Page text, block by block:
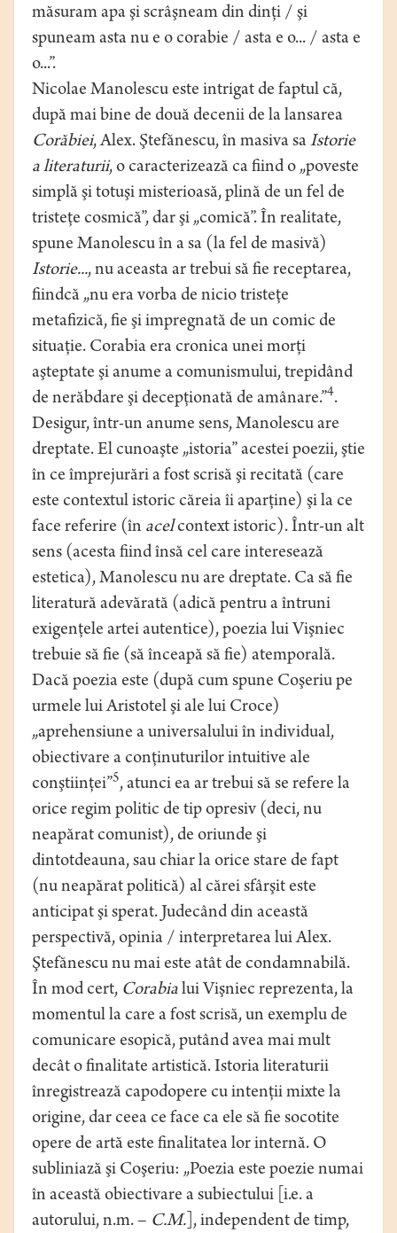
măsuram apa şi scrâşneam din dinţi / şi
spuneam asta nu e o corabie / asta e o... / asta e
o...”.
Nicolae Manolescu este intrigat de faptul că,
după mai bine de două decenii de la lansarea
Corăbiei, Alex. Ştefănescu, în masiva sa Istorie
a literaturii, o caracterizează ca fiind o „poveste
simplă şi totuşi misterioasă, plină de un fel de
tristeţe cosmică”, dar şi „comică”. În realitate,
spune Manolescu în a sa (la fel de masivă)
Istorie..., nu aceasta ar trebui să fie receptarea,
fiindcă „nu era vorba de nicio tristeţe
metafizică, fie şi impregnată de un comic de
situaţie. Corabia era cronica unei morţi
aşteptate şi anume a comunismului, trepidând
de nerăbdare şi decepţionată de amânare.”4.
Desigur, într-un anume sens, Manolescu are
dreptate. El cunoaşte „istoria” acestei poezii, ştie
în ce împrejurări a fost scrisă şi recitată (care
este contextul istoric căreia îi aparţine) şi la ce
face referire (în acelcontext istoric). Într-un alt
sens (acesta fiind însă cel care interesează
estetica), Manolescu nu are dreptate. Ca să fie
literatură adevărată (adică pentru a întruni
exigenţele artei autentice), poezia lui Vişniec
trebuie să fie (să înceapă să fie) atemporală.
Dacă poezia este (după cum spune Coşeriu pe
urmele lui Aristotel şi ale lui Croce)
„aprehensiune a universalului în individual,
obiectivare a conţinuturilor intuitive ale
conştiinţei”5, atunci ea ar trebui să se refere la
orice regim politic de tip opresiv (deci, nu
neapărat comunist), de oriunde şi
dintotdeauna, sau chiar la orice stare de fapt
(nu neapărat politică) al cărei sfârşit este
anticipat şi sperat. Judecând din această
perspectivă, opinia / interpretarea lui Alex.
Ştefănescu nu mai este atât de condamnabilă.
În mod cert, Corabialui Vişniec reprezenta, la
momentul la care a fost scrisă, un exemplu de
comunicare esopică, putând avea mai mult
decât o finalitate artistică. Istoria literaturii
înregistrează capodopere cu intenţii mixte la
origine, dar ceea ce face ca ele să fie socotite
opere de artă este finalitatea lor internă. O
subliniază şi Coşeriu: „Poezia este poezie numai
în această obiectivare a subiectului [i.e. a
autorului, n.m. – C.M.], independent de timp,